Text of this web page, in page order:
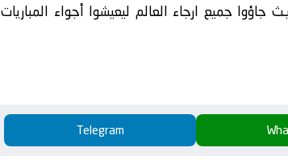
أعمارهم السنية حيـث جاؤوا جميع ارجاء العالم ليعيشوا أجواء المباريات
Telegram